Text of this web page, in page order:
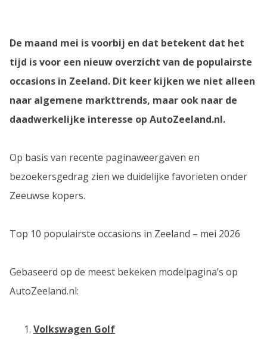
De maand mei is voorbij en dat betekent dat het
tijd is voor een nieuw overzicht van de populairste
occasions in Zeeland. Dit keer kijken we niet alleen
naar algemene markttrends, maar ook naar de
daadwerkelijke interesse op AutoZeeland.nl.
Op basis van recente paginaweergaven en
bezoekersgedrag zien we duidelijke favorieten onder
Zeeuwse kopers.
Top 10 populairste occasions in Zeeland – mei 2026
Gebaseerd op de meest bekeken modelpagina’s op
AutoZeeland.nl:
Volkswagen Golf